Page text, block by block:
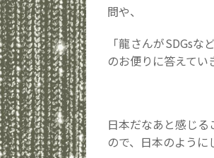
問や、
「龍さんがSDGs
のお便りに答えてい
日本だなあと感じ
ので、日本のように